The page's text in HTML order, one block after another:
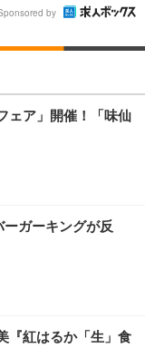
by
ェア」開催！「味仙
ガーキングが反
『紅はるか「生」食